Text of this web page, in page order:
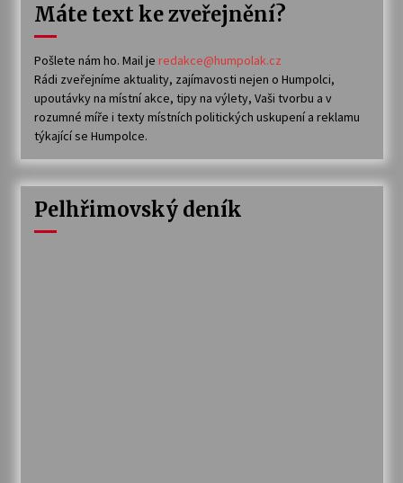
Máte text ke zveřejnění?
Pošlete nám ho. Mail je redakce@humpolak.cz
Rádi zveřejníme aktuality, zajímavosti nejen o Humpolci,
upoutávky na místní akce, tipy na výlety, Vaši tvorbu a v
rozumné míře i texty místních politických uskupení a reklamu
týkající se Humpolce.
Pelhřimovský deník